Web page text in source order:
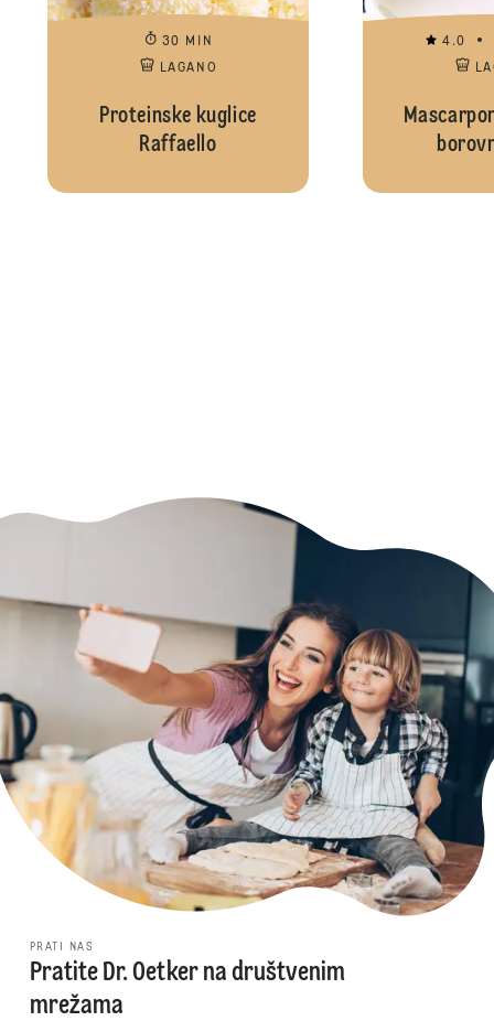
30 MIN
LAGANO
Proteinske kuglice
Raffaello
4.0
PRATI NAS
Pratite Dr. Oetker na društvenim
mrežama